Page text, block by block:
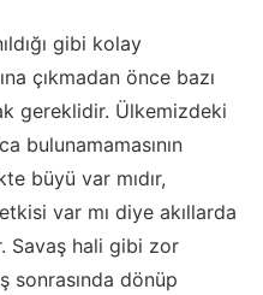
gibi kolay
çıkmadan önce bazı
gereklidir. Ülkemizdeki
bulunamamasının
büyü var mıdır,
var mı diye akıllarda
Savaş hali gibi zor
sonrasında dönüp